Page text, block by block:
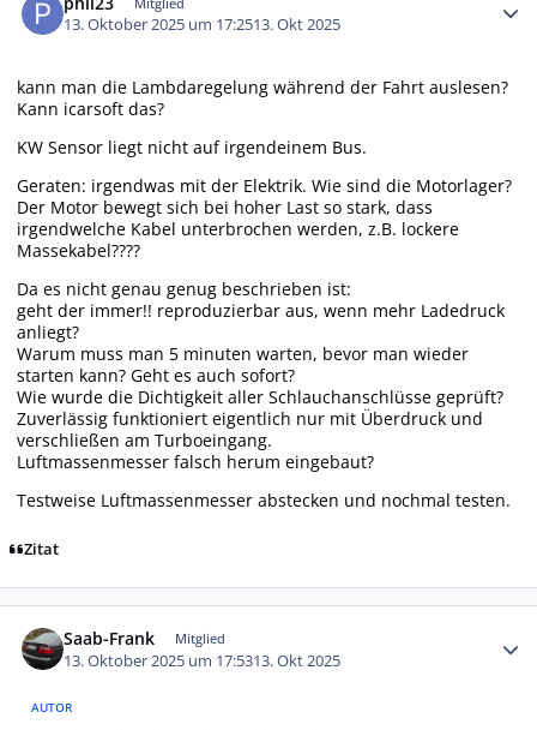
13. Oktober 2025 um 17:2513. Okt 2025
kann man die Lambdaregelung während der Fahrt auslesen?
Kann icarsoft das?
KW Sensor liegt nicht auf irgendeinem Bus.
Geraten: irgendwas mit der Elektrik. Wie sind die Motorlager?
Der Motor bewegt sich bei hoher Last so stark, dass
irgendwelche Kabel unterbrochen werden, z.B. lockere
Massekabel????
Da es nicht genau genug beschrieben ist:
geht der immer!! reproduzierbar aus, wenn mehr Ladedruck
anliegt?
Warum muss man 5 minuten warten, bevor man wieder
starten kann? Geht es auch sofort?
Wie wurde die Dichtigkeit aller Schlauchanschlüsse geprüft?
Zuverlässig funktioniert eigentlich nur mit Überdruck und
verschließen am Turboeingang.
Luftmassenmesser falsch herum eingebaut?
Testweise Luftmassenmesser abstecken und nochmal testen.
Zitat
Saab-Frank Mitglied
13. Oktober 2025 um 17:5313. Okt 2025
AUTOR